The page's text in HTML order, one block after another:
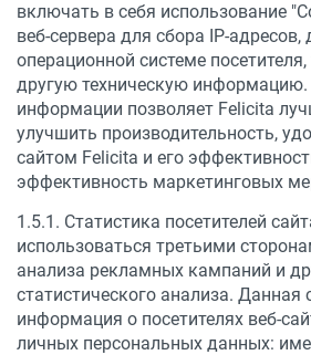
включать в себя использование
веб-сервера для сбора IP-
операционной системе
другую техническую информацию.
информации позволяет Felicita
улучшить производительность,
сайтом Felicita и его
эффективность маркетинговых
1.5.1. Статистика посетителей
использоваться третьими
анализа рекламных кампаний и
статистического анализа. Данная
информация о посетителях веб-
личных персональных данных: